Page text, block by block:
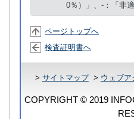
0％）」、-：「非適
ページトップへ
検査証明書へ
> サイトマップ> ウェブ
COPYRIGHT © 2019